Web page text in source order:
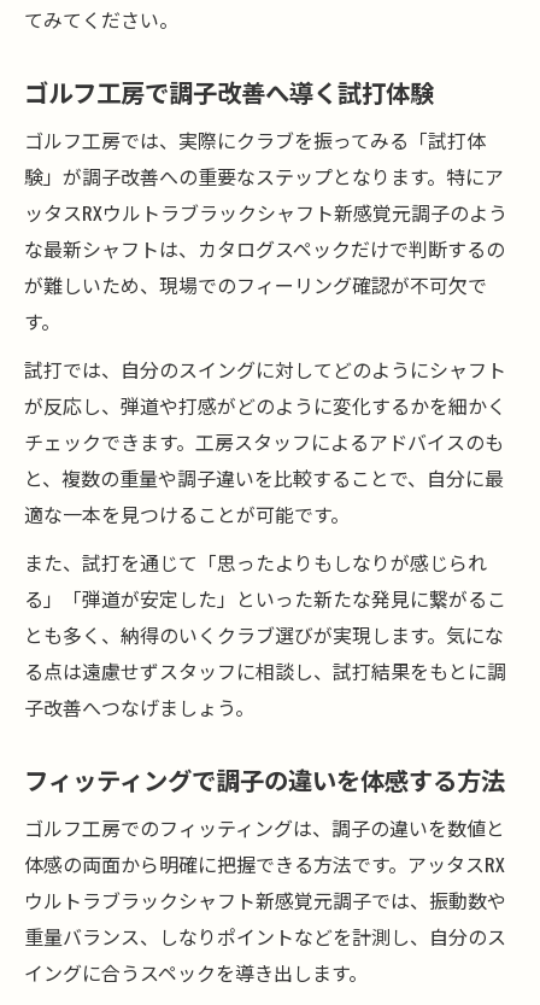
てみてください。
ゴルフ工房で調子改善へ導く試打体験
ゴルフ工房では、実際にクラブを振ってみる「試打体
験」が調子改善への重要なステップとなります。特にア
ッタスRXウルトラブラックシャフト新感覚元調子のよう
な最新シャフトは、カタログスペックだけで判断するの
が難しいため、現場でのフィーリング確認が不可欠で
す。
試打では、自分のスイングに対してどのようにシャフト
が反応し、弾道や打感がどのように変化するかを細かく
チェックできます。工房スタッフによるアドバイスのも
と、複数の重量や調子違いを比較することで、自分に最
適な一本を見つけることが可能です。
また、試打を通じて「思ったよりもしなりが感じられ
る」「弾道が安定した」といった新たな発見に繋がるこ
とも多く、納得のいくクラブ選びが実現します。気にな
る点は遠慮せずスタッフに相談し、試打結果をもとに調
子改善へつなげましょう。
フィッティングで調子の違いを体感する方法
ゴルフ工房でのフィッティングは、調子の違いを数値と
体感の両面から明確に把握できる方法です。アッタスRX
ウルトラブラックシャフト新感覚元調子では、振動数や
重量バランス、しなりポイントなどを計測し、自分のス
イングに合うスペックを導き出します。